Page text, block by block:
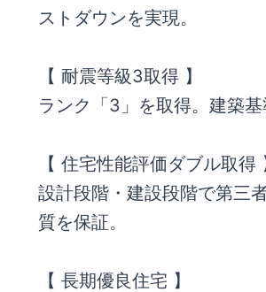
ストダウンを実現。
【 耐震等級3取得 】
ランク「3」を取得。建築
【 住宅性能評価ダブル取得
設計段階・建設段階で第三
質を保証。
【 長期優良住宅 】